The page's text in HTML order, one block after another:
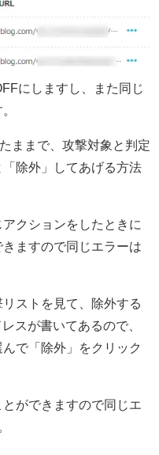
にしますし、また同じ
ままで、攻撃対象と判定
除外」してあげる方法
クションをしたときに
ますので同じエラーは
ストを見て、除外する
スが書いてあるので、
で「除外」をクリック
ができますので同じエ